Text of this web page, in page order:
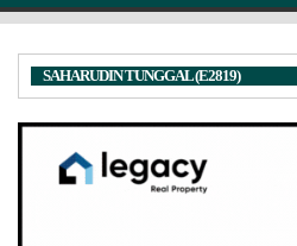
SAHARUDIN TUNGGAL (E2819)